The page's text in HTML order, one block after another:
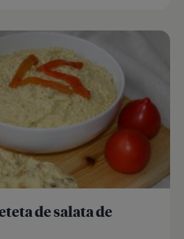
de salata de